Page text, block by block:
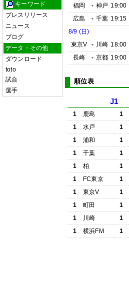
キーワード
プレスリリース
ニュース
ブログ
データ・その他
ダウンロード
toto
試合
選手
福岡
- 神戸 19:00
広島
- 千葉 19:15
8/9 (日)
東京V
- 川崎 18:00
長崎
- 京都 19:00
順位表
J1
1 鹿島 1
1
水戸 1
1
浦和 1
1
千葉 1
1
柏 1
1
FC東京 1
1
東京V 1
1
町田 1
1
川崎 1
1
横浜FM 1